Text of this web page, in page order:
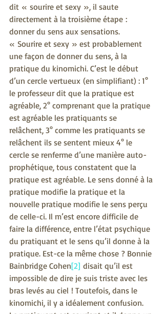
dit « sourire et sexy », il saute
directement à la troisième étape :
donner du sens aux sensations.
« Sourire et sexy » est probablement
une façon de donner du sens, à la
pratique du kinomichi. C’est le début
d’un cercle vertueux (en simplifiant) : 1°
le professeur dit que la pratique est
agréable, 2° comprenant que la pratique
est agréable les pratiquants se
relâchent, 3° comme les pratiquants se
relâchent ils se sentent mieux 4° le
cercle se renferme d’une manière auto-
prophétique, tous constatent que la
pratique est agréable. Le sens donné à la
pratique modifie la pratique et la
nouvelle pratique modifie le sens perçu
de celle-ci. Il m’est encore difficile de
faire la différence, entre l’état psychique
du pratiquant et le sens qu’il donne à la
pratique. Est-ce la même chose ? Bonnie
Bainbridge Cohen[2] disait qu’il est
impossible de dire je suis triste avec les
bras levés au ciel ! Toutefois, dans le
kinomichi, il y a idéalement confusion.